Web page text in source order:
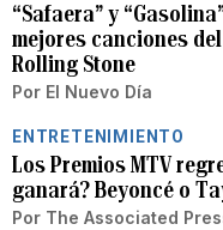
“Safaera” y
mejores canciones
Rolling Stone
Por El Nuevo Día
ENTRETENIMIENTO
Los Premios MTV
ganará? Beyoncé o
Por The Associated